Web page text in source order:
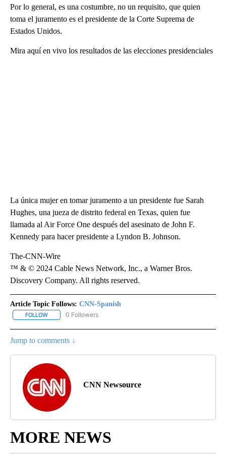
Por lo general, es una costumbre, no un requisito, que quien
toma el juramento es el presidente de la Corte Suprema de
Estados Unidos.
Mira aquí en vivo los resultados de las elecciones presidenciales
La única mujer en tomar juramento a un presidente fue Sarah
Hughes, una jueza de distrito federal en Texas, quien fue
llamada al Air Force One después del asesinato de John F.
Kennedy para hacer presidente a Lyndon B. Johnson.
The-CNN-Wire
™ & © 2024 Cable News Network, Inc., a Warner Bros.
Discovery Company. All rights reserved.
Article Topic Follows: CNN-Spanish
FOLLOW FOLLOW "CNN-SPANISH" TO RECEIVE NOTIFICATIONS ABOUT
0 Followers
Jump to comments ↓
CNN Newsource
MORE NEWS